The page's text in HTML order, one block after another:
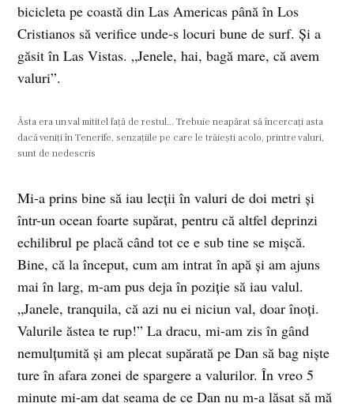
bicicleta pe coastă din Las Americas până în Los
Cristianos să verifice unde-s locuri bune de surf. Şi a
găsit în Las Vistas. „Jenele, hai, bagă mare, că avem
valuri”.
Ăsta era un val mititel faţă de restul... Trebuie neapărat să încercaţi asta
dacă veniţi în Tenerife, senzaţiile pe care le trăieşti acolo, printre valuri,
sunt de nedescris
Mi-a prins bine să iau lecţii în valuri de doi metri şi
într-un ocean foarte supărat, pentru că altfel deprinzi
echilibrul pe placă când tot ce e sub tine se mişcă.
Bine, că la început, cum am intrat în apă şi am ajuns
mai în larg, m-am pus deja în poziţie să iau valul.
„Janele, tranquila, că azi nu ei niciun val, doar înoţi.
Valurile ăstea te rup!” La dracu, mi-am zis în gând
nemulţumită şi am plecat supărată pe Dan să bag nişte
ture în afara zonei de spargere a valurilor. În vreo 5
minute mi-am dat seama de ce Dan nu m-a lăsat să mă